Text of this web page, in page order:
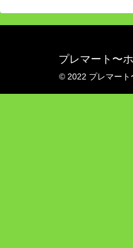
プレマート〜
© 2022 プレマート